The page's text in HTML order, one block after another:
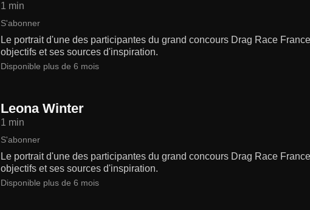
1 min
S'abonner
Le portrait d'une des participantes du grand concours Drag Race
objectifs et ses sources d'inspiration.
Disponible plus de 6 mois
Leona Winter
1 min
S'abonner
Le portrait d'une des participantes du grand concours Drag Race
objectifs et ses sources d'inspiration.
Disponible plus de 6 mois